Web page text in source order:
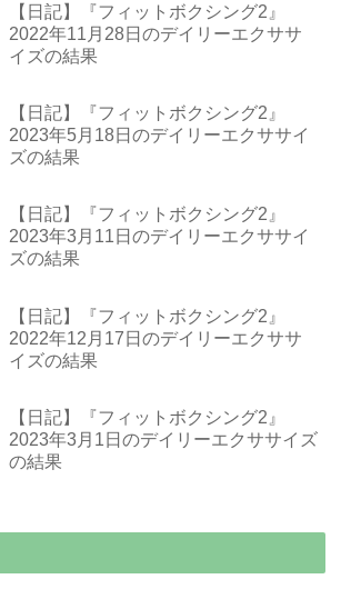
【日記】『フィットボクシング2』
2022年11月28日のデイリーエクササ
イズの結果
【日記】『フィットボクシング2』
2023年5月18日のデイリーエクササイ
ズの結果
【日記】『フィットボクシング2』
2023年3月11日のデイリーエクササイ
ズの結果
【日記】『フィットボクシング2』
2022年12月17日のデイリーエクササ
イズの結果
【日記】『フィットボクシング2』
2023年3月1日のデイリーエクササイズ
の結果